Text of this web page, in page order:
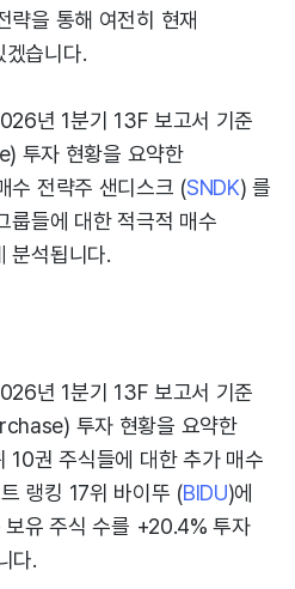
략을 통해 여전히 현재
겠습니다.
년 1분기 13F 보고서 기준
투자 현황을 요약한
수 전략주 샌디스크 (SNDK) 를
룹들에 대한 적극적 매수
분석됩니다.
년 1분기 13F 보고서 기준
투자 현황을 요약한
10권 주식들에 대한 추가 매수
랭킹 17위 바이뚜 (BIDU)에
보유 주식 수를 +20.4% 투자
다.